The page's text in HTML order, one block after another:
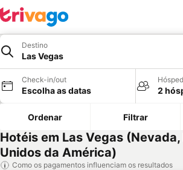
Destino
Las Vegas
Check-in/out
Escolha as datas 2
Ordenar Filtrar
Hotéis em Las Vegas
Unidos da América)
Como os pagamentos influenciam os resultados